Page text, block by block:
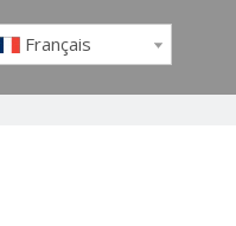
Français